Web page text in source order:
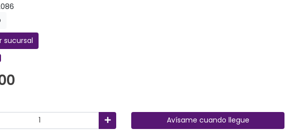
sucursal
Avísame cuando llegue